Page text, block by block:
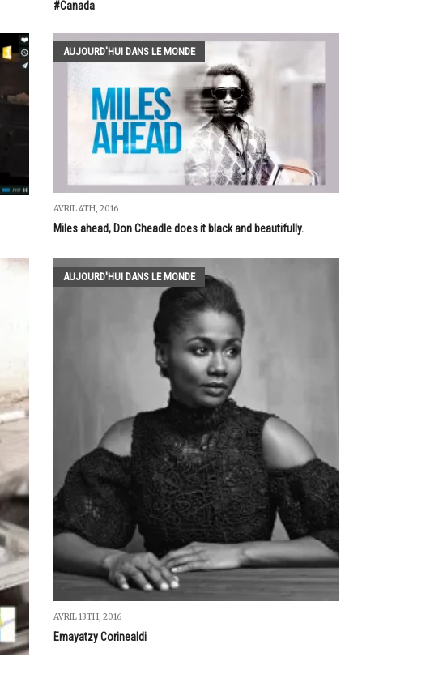
#Canada
AUJOURD'HUI DANS LE MONDE
AVRIL 4TH, 2016
Miles ahead, Don Cheadle does it black and beautifully.
AUJOURD'HUI DANS LE MONDE
AVRIL 13TH, 2016
Emayatzy Corinealdi